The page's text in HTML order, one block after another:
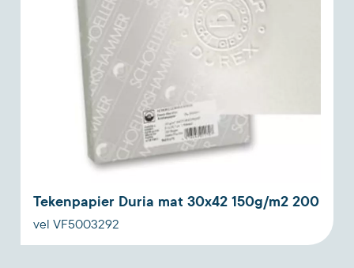
Tekenpapier Duria mat 30x42 150g/m2 200
vel VF5003292